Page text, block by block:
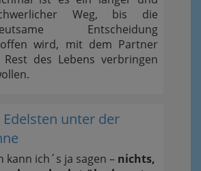
Weg, bis die
Entscheidung
wird, mit dem Partner
Rest des Lebens verbringen
Edelsten unter der
kann ich´s ja sagen – nichts,